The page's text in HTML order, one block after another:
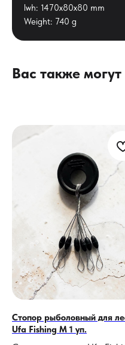
lwh: 1470x80x80 mm
Weight: 740 g
Вас также
Стопор рыболовный для
Ufa Fishing M 1 уп.